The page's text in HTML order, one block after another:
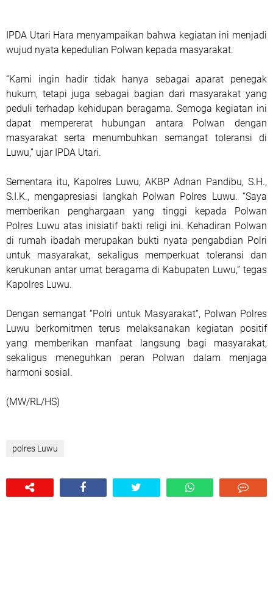
IPDA Utari Hara menyampaikan bahwa kegiatan ini menjadi
wujud nyata kepedulian Polwan kepada masyarakat.
“Kami ingin hadir tidak hanya sebagai aparat penegak
hukum, tetapi juga sebagai bagian dari masyarakat yang
peduli terhadap kehidupan beragama. Semoga kegiatan ini
dapat mempererat hubungan antara Polwan dengan
masyarakat serta menumbuhkan semangat toleransi di
Luwu,” ujar IPDA Utari.
Sementara itu, Kapolres Luwu, AKBP Adnan Pandibu, S.H.,
S.I.K., mengapresiasi langkah Polwan Polres Luwu. “Saya
memberikan penghargaan yang tinggi kepada Polwan
Polres Luwu atas inisiatif bakti religi ini. Kehadiran Polwan
di rumah ibadah merupakan bukti nyata pengabdian Polri
untuk masyarakat, sekaligus memperkuat toleransi dan
kerukunan antar umat beragama di Kabupaten Luwu,” tegas
Kapolres Luwu.
Dengan semangat “Polri untuk Masyarakat”, Polwan Polres
Luwu berkomitmen terus melaksanakan kegiatan positif
yang memberikan manfaat langsung bagi masyarakat,
sekaligus meneguhkan peran Polwan dalam menjaga
harmoni sosial.
(MW/RL/HS)
polres Luwu